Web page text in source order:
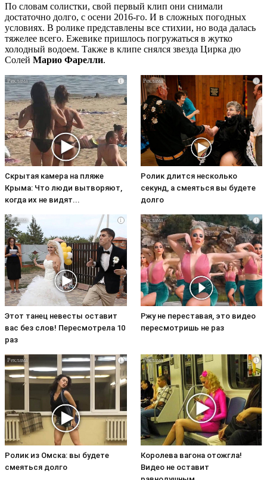
По словам солистки, свой первый клип они снимали
достаточно долго, с осени 2016-го. И в сложных погодных
условиях. В ролике представлены все стихии, но вода далась
тяжелее всего. Ежевике пришлось погружаться в жутко
холодный водоем. Также в клипе снялся звезда Цирка дю
Солей Марио Фарелли.
i
Скрытая камера на пляже
Крыма: Что люди вытворяют,
когда их не видят...
i
Ролик длится несколько
секунд, а смеяться вы будете
долго
i
Этот танец невесты оставит
вас без слов! Пересмотрела 10
раз
i
Ржу не переставая, это видео
пересмотришь не раз
i
Ролик из Омска: вы будете
смеяться долго
i
Королева вагона отожгла!
Видео не оставит